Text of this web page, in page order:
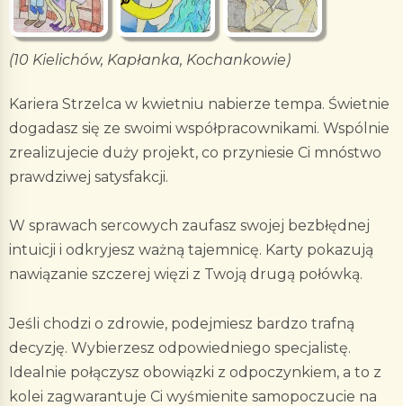
(10 Kielichów, Kapłanka, Kochankowie)
Kariera Strzelca w kwietniu nabierze tempa. Świetnie
dogadasz się ze swoimi współpracownikami. Wspólnie
zrealizujecie duży projekt, co przyniesie Ci mnóstwo
prawdziwej satysfakcji.
W sprawach sercowych zaufasz swojej bezbłędnej
intuicji i odkryjesz ważną tajemnicę. Karty pokazują
nawiązanie szczerej więzi z Twoją drugą połówką.
Jeśli chodzi o zdrowie, podejmiesz bardzo trafną
decyzję. Wybierzesz odpowiedniego specjalistę.
Idealnie połączysz obowiązki z odpoczynkiem, a to z
kolei zagwarantuje Ci wyśmienite samopoczucie na